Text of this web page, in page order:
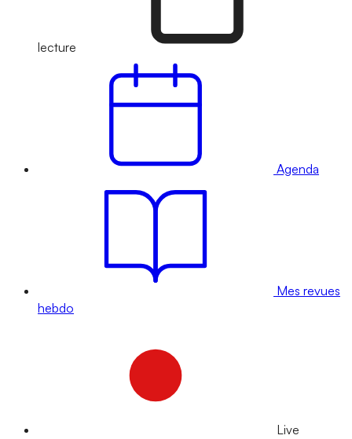
lecture
Agenda
Mes revues
hebdo
Live